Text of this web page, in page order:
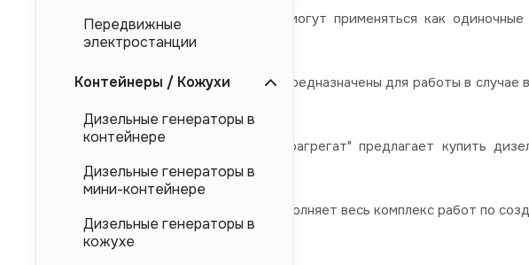
Дизель-генераторные установки могут применяться как
(энергоцентров)
Представленные в каталоге ДЭС предназначены для работы в
Компания "Торговый Дом Электроагрегат" предлагает купить
напрямую от производителя.
Компания "ТД Электроагрегат" выполняет весь комплекс работ по
обследование объекта,
Передвижные
электростанции
Контейнеры / Кожухи
Дизельные генераторы в
контейнере
Дизельные генераторы в
мини-контейнере
Дизельные генераторы в
кожухе